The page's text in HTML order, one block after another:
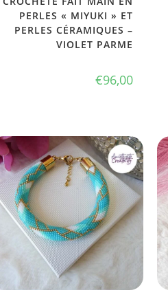
PERLES « MIYUKI » ET
PERLES CÉRAMIQUES –
VIOLET PARME
€96,00